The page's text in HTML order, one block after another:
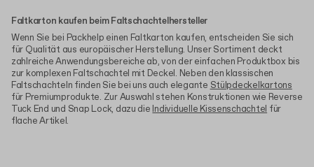
Faltkarton kaufen beim Faltschachtelhersteller
Wenn Sie bei Packhelp einen Faltkarton kaufen, entscheiden Sie sich
für Qualität aus europäischer Herstellung. Unser Sortiment deckt
zahlreiche Anwendungsbereiche ab, von der einfachen Produktbox bis
zur komplexen Faltschachtel mit Deckel. Neben den klassischen
Faltschachteln finden Sie bei uns auch elegante Stülpdeckelkartons
für Premiumprodukte. Zur Auswahl stehen Konstruktionen wie Reverse
Tuck End und Snap Lock, dazu die Individuelle Kissenschachtel für
flache Artikel.